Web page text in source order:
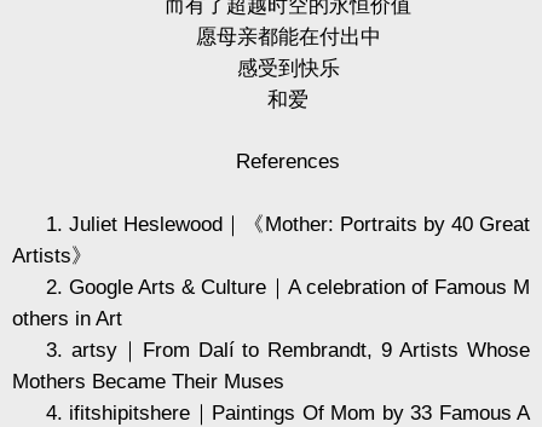
而有了超越时空的永恒价值
愿母亲都能在付出中
感受到快乐
和爱
References
1. Juliet Heslewood ｜《Mother: Portraits by 40 Great
Artists》
2. Google Arts & Culture ｜ A celebration of Famous M
others in Art
3. artsy｜ From Dalí to Rembrandt, 9 Artists Whose
Mothers Became Their Muses
4. ifitshipitshere ｜ Paintings Of Mom by 33 Famous A